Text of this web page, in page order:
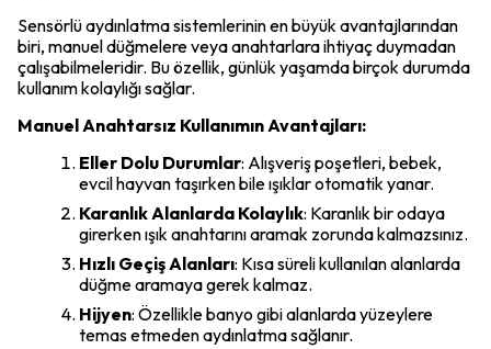
Sensörlü aydınlatma sistemlerinin en büyük avantajlarından
biri, manuel düğmelere veya anahtarlara ihtiyaç duymadan
çalışabilmeleridir. Bu özellik, günlük yaşamda birçok durumda
kullanım kolaylığı sağlar.
Manuel Anahtarsız Kullanımın Avantajları:
Eller Dolu Durumlar: Alışveriş poşetleri, bebek,
evcil hayvan taşırken bile ışıklar otomatik yanar.
Karanlık Alanlarda Kolaylık: Karanlık bir odaya
girerken ışık anahtarını aramak zorunda kalmazsınız.
Hızlı Geçiş Alanları: Kısa süreli kullanılan alanlarda
düğme aramaya gerek kalmaz.
Hijyen: Özellikle banyo gibi alanlarda yüzeylere
temas etmeden aydınlatma sağlanır.